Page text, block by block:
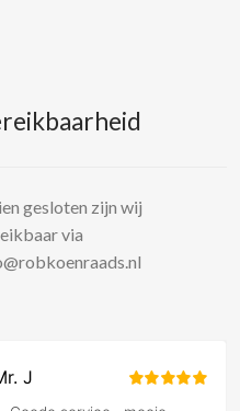
gesloten zijn wij
via